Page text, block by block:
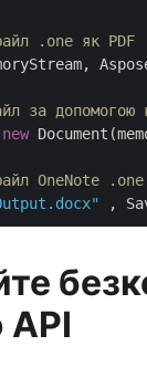
.one як PDF
за допомогою
new
OneNote .one
API